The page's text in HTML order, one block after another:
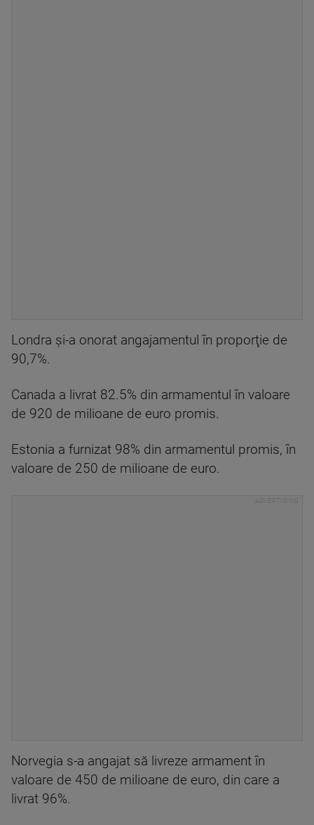
Londra şi-a onorat angajamentul în proporţie de
90,7%.
Canada a livrat 82.5% din armamentul în valoare
de 920 de milioane de euro promis.
Estonia a furnizat 98% din armamentul promis, în
valoare de 250 de milioane de euro.
Norvegia s-a angajat să livreze armament în
valoare de 450 de milioane de euro, din care a
livrat 96%.